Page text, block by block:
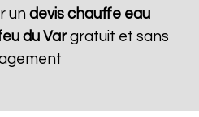
un devis chauffe eau
du Vargratuit et sans